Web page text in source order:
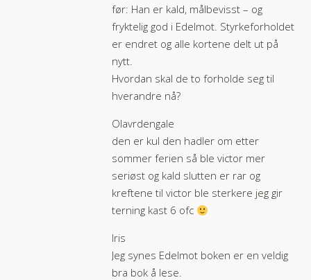
før: Han er kald, målbevisst – og
fryktelig god i Edelmot. Styrkeforholdet
er endret og alle kortene delt ut på
nytt.
Hvordan skal de to forholde seg til
hverandre nå?
Olavrdengale
den er kul den hadler om etter
sommer ferien så ble victor mer
seriøst og kald slutten er rar og
kreftene til victor ble sterkere jeg gir
terning kast 6 ofc
Iris
Jeg synes Edelmot boken er en veldig
bra bok å lese.